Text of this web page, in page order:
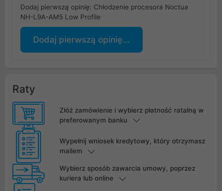
Dodaj pierwszą opinię: Chłodzenie procesora Noctua
NH-L9A-AM5 Low Profile
Dodaj pierwszą opinię...
Raty
Złóż zamówienie i wybierz płatność ratalną w
preferowanym banku
Wypełnij wniosek kredytowy, który otrzymasz
mailem
Wybierz sposób zawarcia umowy, poprzez
kuriera lub online